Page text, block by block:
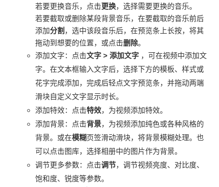
若要更换音乐，点击更换，选择需要更换的音乐。
若要截取或删除某段背景音乐，在要截取的音乐前后
添加分割 ，选中该段音乐后，在预览条上长按，将其
拖动到想要的位置，或点击删除。
添加文字：点击文字 >添加文字 ，可在视频中添加文
字。在文本框输入文字后，选择下方的模板、样式或
花字完成添加，完成后轻点文字预览条，并拖动两端
滑块自定义文字显示时长。
添加特效：点击特效，为视频添加特效。
添加背景：点击背景，为视频添加纯色或各种风格的
背景。或在模糊页签滑动滑块，将背景模糊处理。也
可以点击图库，选择相册中的图片作为背景。
调节更多参数：点击调节，调节视频亮度、对比度、
饱和度、锐度等参数。